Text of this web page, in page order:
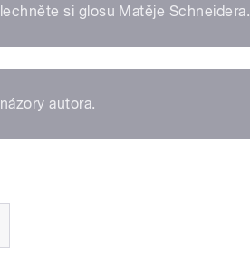
si glosu Matěje Schneidera.
autora.